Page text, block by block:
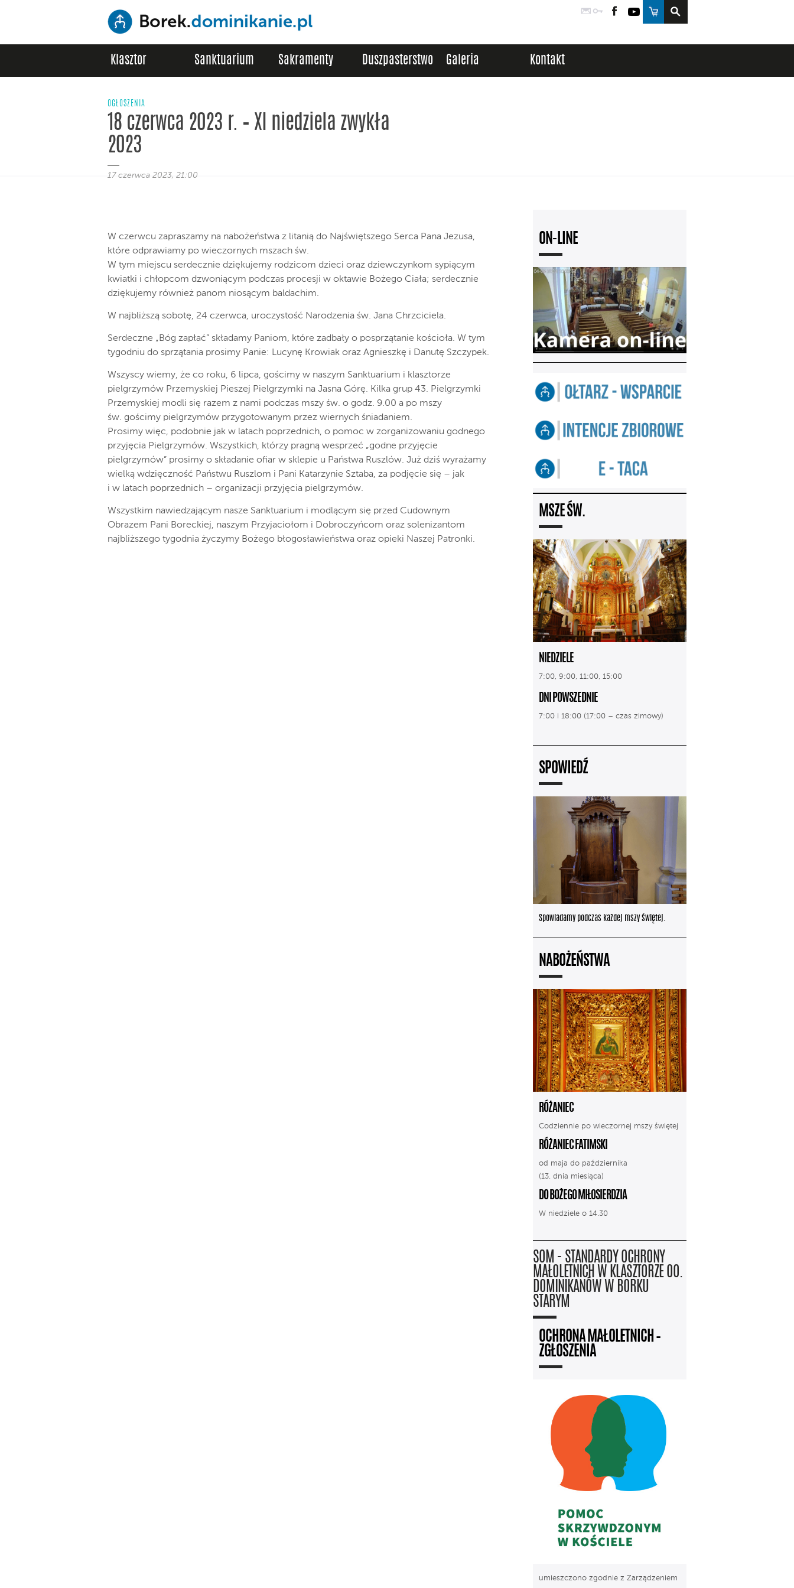
PocztaLogowanie
FacebookYouTube
Sklep
Klasztor Sanktuarium Sakramenty Duszpasterstwo Galeria Kontakt
OGŁOSZENIA
18 czerwca 2023 r. – XI niedziela zwykła
2023
17 czerwca 2023, 21:00
W czerwcu zapraszamy na nabożeństwa z litanią do Najświętszego Serca Pana Jezusa,
które odprawiamy po wieczornych mszach św.
W tym miejscu serdecznie dziękujemy rodzicom dzieci oraz dziewczynkom sypiącym
kwiatki i chłopcom dzwoniącym podczas procesji w oktawie Bożego Ciała; serdecznie
dziękujemy również panom niosącym baldachim.
W najbliższą sobotę, 24 czerwca, uroczystość Narodzenia św. Jana Chrzciciela.
Serdeczne „Bóg zapłać” składamy Paniom, które zadbały o posprzątanie kościoła. W tym
tygodniu do sprzątania prosimy Panie: Lucynę Krowiak oraz Agnieszkę i Danutę Szczypek.
Wszyscy wiemy, że co roku, 6 lipca, gościmy w naszym Sanktuarium i klasztorze
pielgrzymów Przemyskiej Pieszej Pielgrzymki na Jasna Górę. Kilka grup 43. Pielgrzymki
Przemyskiej modli się razem z nami podczas mszy św. o godz. 9.00 a po mszy
św. gościmy pielgrzymów przygotowanym przez wiernych śniadaniem.
Prosimy więc, podobnie jak w latach poprzednich, o pomoc w zorganizowaniu godnego
przyjęcia Pielgrzymów. Wszystkich, którzy pragną wesprzeć „godne przyjęcie
pielgrzymów” prosimy o składanie ofiar w sklepie u Państwa Ruszlów. Już dziś wyrażamy
wielką wdzięczność Państwu Ruszlom i Pani Katarzynie Sztaba, za podjęcie się – jak
i w latach poprzednich – organizacji przyjęcia pielgrzymów.
Wszystkim nawiedzającym nasze Sanktuarium i modlącym się przed Cudownym
Obrazem Pani Boreckiej, naszym Przyjaciołom i Dobroczyńcom oraz solenizantom
najbliższego tygodnia życzymy Bożego błogosławieństwa oraz opieki Naszej Patronki.
ON-LINE
MSZE ŚW.
NIEDZIELE
7:00, 9:00, 11:00, 15:00
DNI POWSZEDNIE
7:00 i 18:00 (17:00 – czas zimowy)
SPOWIEDŹ
Spowiadamy podczas każdej mszy świętej.
NABOŻEŃSTWA
RÓŻANIEC
Codziennie po wieczornej mszy świętej
RÓŻANIEC FATIMSKI
od maja do października
(13. dnia miesiąca)
DO BOŻEGO MIŁOSIERDZIA
W niedziele o 14.30
SOM - STANDARDY OCHRONY
MAŁOLETNICH W KLASZTORZE OO.
DOMINIKANÓW W BORKU
STARYM
OCHRONA MAŁOLETNICH –
ZGŁOSZENIA
umieszczono zgodnie z Zarządzeniem